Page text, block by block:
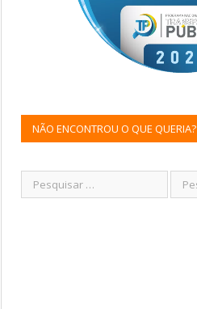
NÃO ENCONTROU O QUE QUERIA?